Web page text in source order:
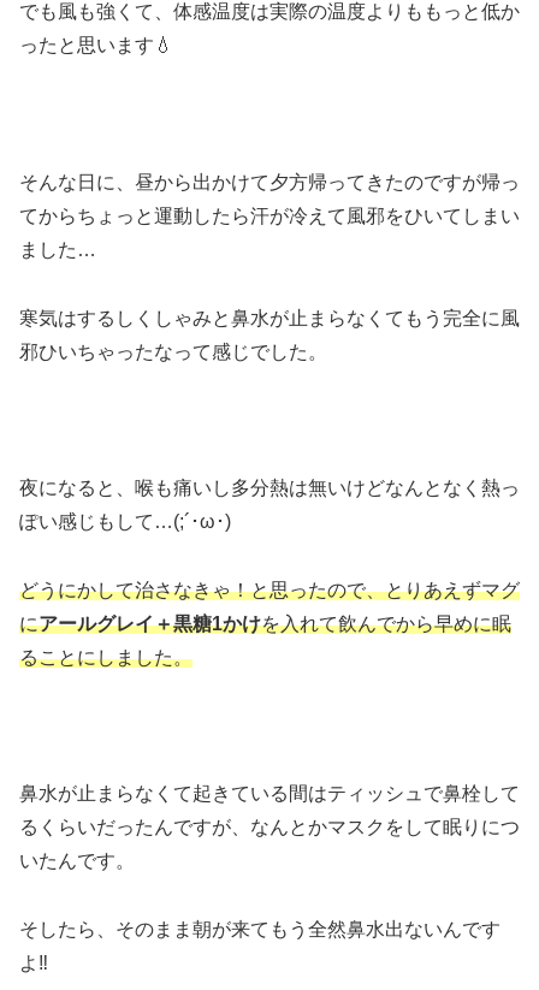
でも風も強くて、体感温度は実際の温度よりももっと低か
ったと思います💧
そんな日に、昼から出かけて夕方帰ってきたのですが帰っ
てからちょっと運動したら汗が冷えて風邪をひいてしまい
ました…
寒気はするしくしゃみと鼻水が止まらなくてもう完全に風
邪ひいちゃったなって感じでした。
夜になると、喉も痛いし多分熱は無いけどなんとなく熱っ
ぽい感じもして…(;´･ω･)
どうにかして治さなきゃ！と思ったので、とりあえずマグ
にアールグレイ＋黒糖1かけを入れて飲んでから早めに眠
ることにしました。
鼻水が止まらなくて起きている間はティッシュで鼻栓して
るくらいだったんですが、なんとかマスクをして眠りにつ
いたんです。
そしたら、そのまま朝が来てもう全然鼻水出ないんです
よ‼